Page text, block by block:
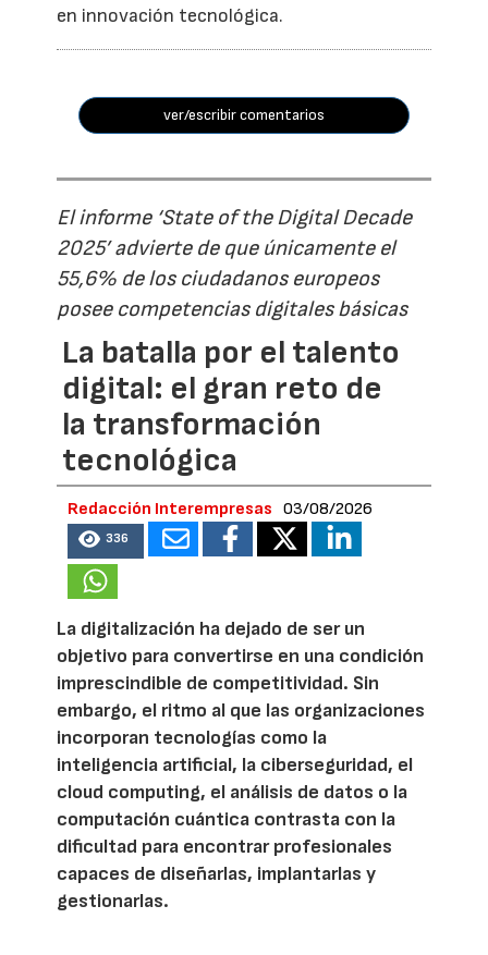
en innovación tecnológica.
ver/escribir comentarios
El informe ‘State of the Digital Decade
2025’ advierte de que únicamente el
55,6% de los ciudadanos europeos
posee competencias digitales básicas
La batalla por el talento
digital: el gran reto de
la transformación
tecnológica
Redacción Interempresas 03/08/2026
336
La digitalización ha dejado de ser un
objetivo para convertirse en una condición
imprescindible de competitividad. Sin
embargo, el ritmo al que las organizaciones
incorporan tecnologías como la
inteligencia artificial, la ciberseguridad, el
cloud computing, el análisis de datos o la
computación cuántica contrasta con la
dificultad para encontrar profesionales
capaces de diseñarlas, implantarlas y
gestionarlas.